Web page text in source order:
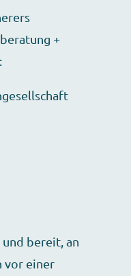
+
bereit, an
vor einer